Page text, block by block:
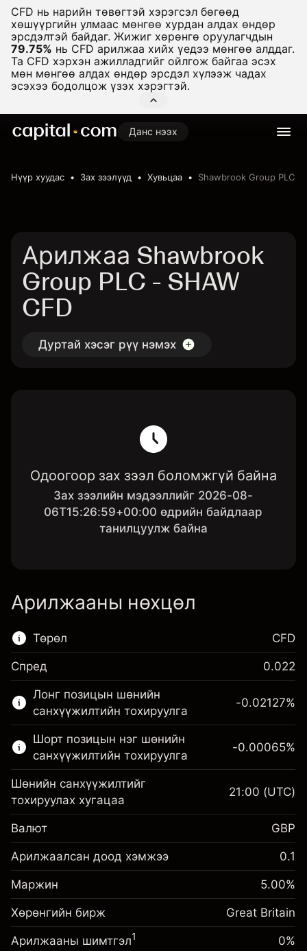
CFD нь нарийн төвөгтэй хэрэгсэл бөгөөд
хөшүүргийн улмаас мөнгөө хурдан алдах өндөр
эрсдэлтэй байдаг. Жижиг хөрөнгө оруулагчдын
79.75% нь CFD арилжаа хийх үедээ мөнгөө алддаг.
Та CFD хэрхэн ажилладгийг ойлгож байгаа эсэх
мөн мөнгөө алдах өндөр эрсдэл хүлээж чадах
эсэхээ бодолцож үзэх хэрэгтэй.
Данс нээх
Нүүр хуудас Зах зээлүүд Хувьцаа Shawbrook Group PLC
Арилжаа Shawbrook
Group PLC - SHAW
CFD
Дуртай хэсэг рүү нэмэх
Одоогоор зах зээл боломжгүй байна
Зах зээлийн мэдээллийг 2026-08-
06T15:26:59+00:00 өдрийн байдлаар
танилцуулж байна
Арилжааны нөхцөл
Төрөл
Энэ санхүүгийн зах зээл зөвхөн CFD
арилжаанд зориулагдсан.
Дэлгэрэнгүй мэдээллийг:
CFD-үүд
CFD
Спред 0.022
Лонг позицын шөнийн
санхүүжилтийн тохируулга
Маржин. Таны хөрөнгө
оруулалт
Шөнийн санхүүжилтийн
тохируулга
Позицын бүрэн хэмжээнээс
авах төлбөр
-0.021272
%
(-£4.25)
Хөшүүрэгтэй арилжааны хэмжээ
-0.02127%
Шорт позицын нэг шөнийн
санхүүжилтийн тохируулга
Маржин. Таны хөрөнгө
оруулалт
£1,000.00
Шөнийн санхүүжилтийн
тохируулга
Позицын бүрэн хэмжээнээс
-0.000646
%
-0.00065%
Шөнийн санхүүжилтийг
тохируулах хугацаа
21:00 (UTC)
Валют GBP
Арилжаалсан доод хэмжээ 0.1
Маржин 5.00%
Хөрөнгийн бирж Great Britain
Арилжааны шимтгэл1 0%